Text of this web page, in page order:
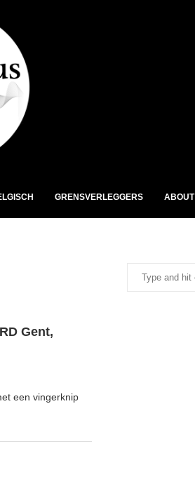
GRENSVERLEGGERS ABOUT
Gent,
een vingerknip